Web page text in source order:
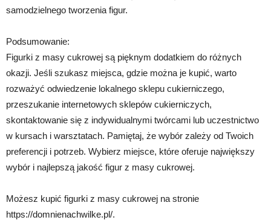
samodzielnego tworzenia figur.
Podsumowanie:
Figurki z masy cukrowej są pięknym dodatkiem do różnych
okazji. Jeśli szukasz miejsca, gdzie można je kupić, warto
rozważyć odwiedzenie lokalnego sklepu cukierniczego,
przeszukanie internetowych sklepów cukierniczych,
skontaktowanie się z indywidualnymi twórcami lub uczestnictwo
w kursach i warsztatach. Pamiętaj, że wybór zależy od Twoich
preferencji i potrzeb. Wybierz miejsce, które oferuje największy
wybór i najlepszą jakość figur z masy cukrowej.
Możesz kupić figurki z masy cukrowej na stronie
https://domnienachwilke.pl/.